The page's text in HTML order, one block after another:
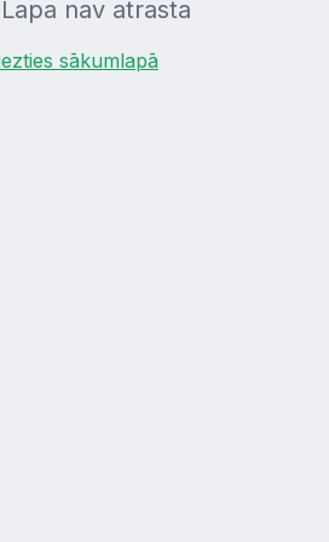
nav atrasta
sākumlapā